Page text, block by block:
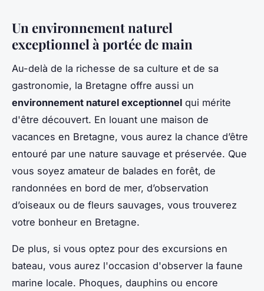
Un environnement naturel
exceptionnel à portée de main
Au-delà de la richesse de sa culture et de sa
gastronomie, la Bretagne offre aussi un
environnement naturel exceptionnel qui mérite
d'être découvert. En louant une maison de
vacances en Bretagne, vous aurez la chance d’être
entouré par une nature sauvage et préservée. Que
vous soyez amateur de balades en forêt, de
randonnées en bord de mer, d’observation
d’oiseaux ou de fleurs sauvages, vous trouverez
votre bonheur en Bretagne.
De plus, si vous optez pour des excursions en
bateau, vous aurez l'occasion d'observer la faune
marine locale. Phoques, dauphins ou encore